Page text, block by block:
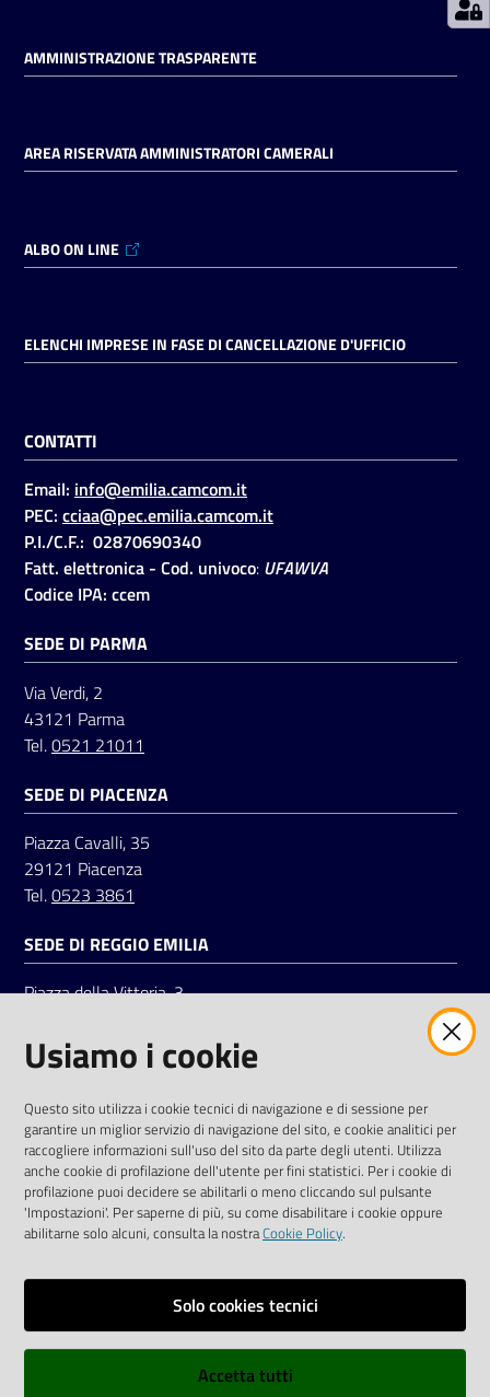
AMMINISTRAZIONE TRASPARENTE
AREA RISERVATA AMMINISTRATORI CAMERALI
ALBO ON LINE
ELENCHI IMPRESE IN FASE DI CANCELLAZIONE D'UFFICIO
CONTATTI
Email: info@emilia.camcom.it
PEC: cciaa@pec.emilia.camcom.it
P.I./C.F.: 02870690340
Fatt. elettronica - Cod. univoco: UFAWVA
Codice IPA: ccem
SEDE DI PARMA
Via Verdi, 2
43121 Parma
Tel.0521 21011
SEDE DI PIACENZA
Piazza Cavalli, 35
29121 Piacenza
Tel.0523 3861
SEDE DI REGGIO EMILIA
Piazza della Vittoria, 3
Tel.0522 7961
LinkedinFacebookInstagram
Informative e liberatorie privacy
Dichiarazione di accessibilità
Usiamo i cookie
Questo sito utilizza i cookie tecnici di navigazione e di sessione per
garantire un miglior servizio di navigazione del sito, e cookie analitici per
raccogliere informazioni sull'uso del sito da parte degli utenti. Utilizza
anche cookie di profilazione dell'utente per fini statistici. Per i cookie di
profilazione puoi decidere se abilitarli o meno cliccando sul pulsante
'Impostazioni'. Per saperne di più, su come disabilitare i cookie oppure
abilitarne solo alcuni, consulta la nostraCookie Policy.
Solo cookies tecnici
Accetta tutti